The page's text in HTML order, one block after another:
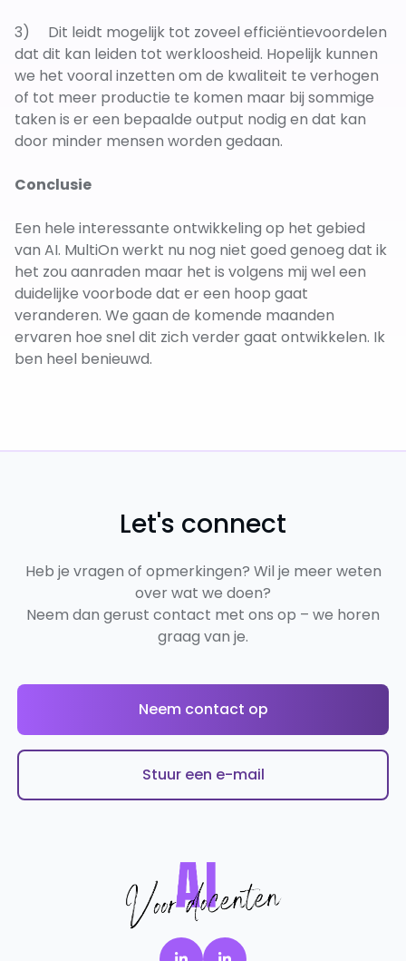
3) Dit leidt mogelijk tot zoveel efficiëntievoordelen
dat dit kan leiden tot werkloosheid. Hopelijk kunnen
we het vooral inzetten om de kwaliteit te verhogen
of tot meer productie te komen maar bij sommige
taken is er een bepaalde output nodig en dat kan
door minder mensen worden gedaan.
Conclusie
Een hele interessante ontwikkeling op het gebied
van AI. MultiOn werkt nu nog niet goed genoeg dat ik
het zou aanraden maar het is volgens mij wel een
duidelijke voorbode dat er een hoop gaat
veranderen. We gaan de komende maanden
ervaren hoe snel dit zich verder gaat ontwikkelen. Ik
ben heel benieuwd.
Let's connect
Heb je vragen of opmerkingen? Wil je meer weten
over wat we doen?
Neem dan gerust contact met ons op – we horen
graag van je.
Neem contact op
Stuur een e-mail